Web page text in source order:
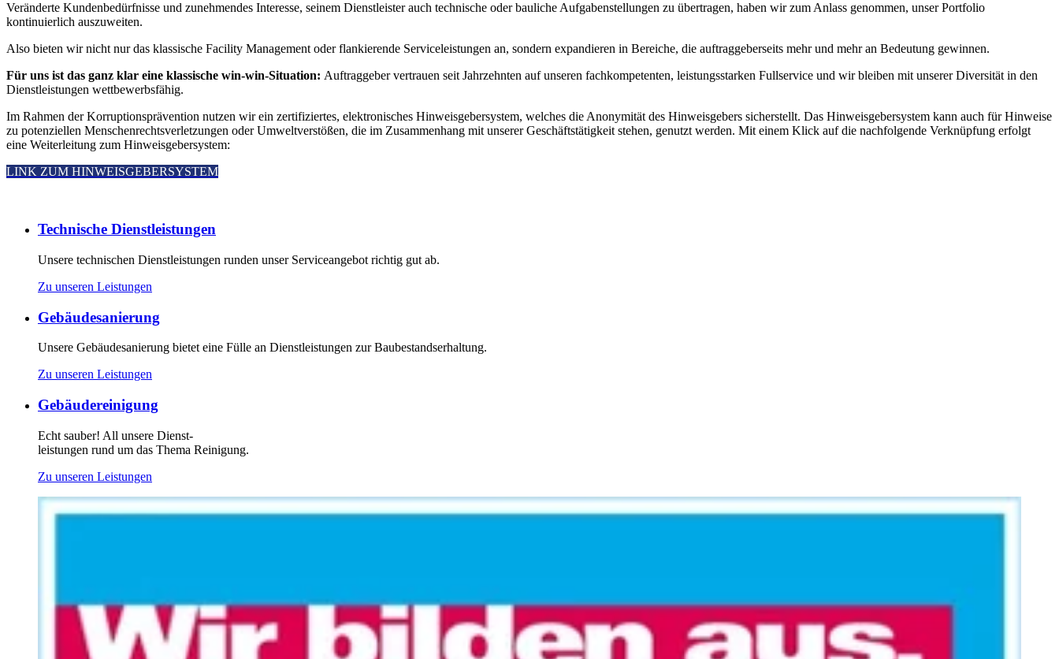
Veränderte Kundenbedürfnisse und zunehmendes Interesse, seinem Dienstleister auch technische oder bauliche Aufgabenstellungen zu übertragen, haben wir zum Anlass genommen, unser Portfolio
kontinuierlich auszuweiten.
Also bieten wir nicht nur das klassische Facility Management oder flankierende Serviceleistungen an, sondern expandieren in Bereiche, die auftraggeberseits mehr und mehr an Bedeutung gewinnen.
Für uns ist das ganz klar eine klassische win-win-Situation: Auftraggeber vertrauen seit Jahrzehnten auf unseren fachkompetenten, leistungsstarken Fullservice und wir bleiben mit unserer Diversität in den
Dienstleistungen wettbewerbsfähig.
Im Rahmen der Korruptionsprävention nutzen wir ein zertifiziertes, elektronisches Hinweisgebersystem, welches die Anonymität des Hinweisgebers sicherstellt. Das Hinweisgebersystem kann auch für Hinweise
zu potenziellen Menschenrechtsverletzungen oder Umweltverstößen, die im Zusammenhang mit unserer Geschäftstätigkeit stehen, genutzt werden. Mit einem Klick auf die nachfolgende Verknüpfung erfolgt
eine Weiterleitung zum Hinweisgebersystem:
LINK ZUM HINWEISGEBERSYSTEM
Technische Dienstleistungen
Unsere technischen Dienstleistungen runden unser Serviceangebot richtig gut ab.
Zu unseren Leistungen
Gebäudesanierung
Unsere Gebäudesanierung bietet eine Fülle an Dienstleistungen zur Baubestandserhaltung.
Zu unseren Leistungen
Gebäudereinigung
Echt sauber! All unsere Dienst-
leistungen rund um das Thema Reinigung.
Zu unseren Leistungen